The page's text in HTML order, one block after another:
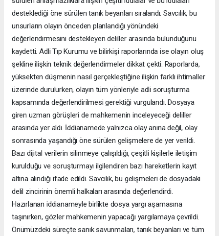
desteklediği öne sürülen tanık beyanları sıralandı. Savcılık, bu
unsurların olayın önceden planlandığı yönündeki
değerlendirmesini destekleyen deliller arasında bulunduğunu
kaydetti. Adli Tıp Kurumu ve bilirkişi raporlarında ise olayın oluş
şekline ilişkin teknik değerlendirmeler dikkat çekti. Raporlarda,
yüksekten düşmenin nasıl gerçekleştiğine ilişkin farklı ihtimaller
üzerinde durulurken, olayın tüm yönleriyle adli soruşturma
kapsamında değerlendirilmesi gerektiği vurgulandı. Dosyaya
giren uzman görüşleri de mahkemenin inceleyeceği deliller
arasında yer aldı. İddianamede yalnızca olay anına değil, olay
sonrasında yaşandığı öne sürülen gelişmelere de yer verildi.
Bazı dijital verilerin silinmeye çalışıldığı, çeşitli kişilerle iletişim
kurulduğu ve soruşturmayı ilgilendiren bazı hareketlerin kayıt
altına alındığı ifade edildi. Savcılık, bu gelişmeleri de dosyadaki
delil zincirinin önemli halkaları arasında değerlendirdi.
Hazırlanan iddianameyle birlikte dosya yargı aşamasına
taşınırken, gözler mahkemenin yapacağı yargılamaya çevrildi.
Önümüzdeki süreçte sanık savunmaları, tanık beyanları ve tüm